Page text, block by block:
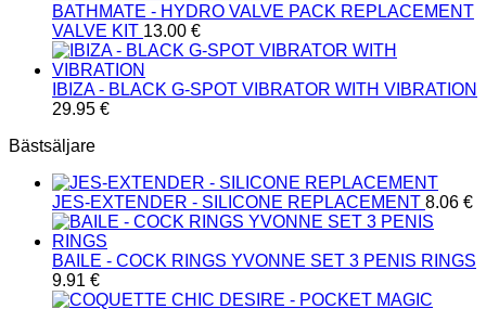
BATHMATE - HYDRO VALVE PACK REPLACEMENT
VALVE KIT 13.00 €
IBIZA - BLACK G-SPOT VIBRATOR WITH VIBRATION
29.95 €
Bästsäljare
JES-EXTENDER - SILICONE REPLACEMENT 8.06 €
BAILE - COCK RINGS YVONNE SET 3 PENIS RINGS
9.91 €